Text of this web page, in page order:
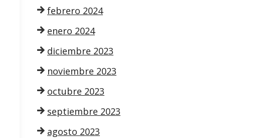
febrero 2024
enero 2024
diciembre 2023
noviembre 2023
octubre 2023
septiembre 2023
agosto 2023